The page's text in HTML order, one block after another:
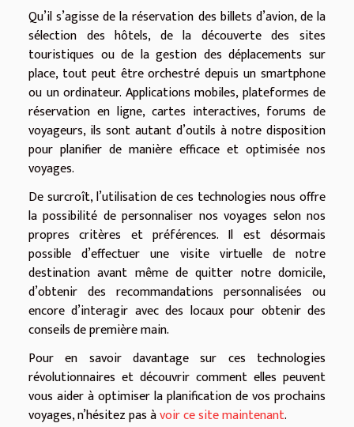
Qu’il s’agisse de la réservation des billets d’avion, de la
sélection des hôtels, de la découverte des sites
touristiques ou de la gestion des déplacements sur
place, tout peut être orchestré depuis un smartphone
ou un ordinateur. Applications mobiles, plateformes de
réservation en ligne, cartes interactives, forums de
voyageurs, ils sont autant d’outils à notre disposition
pour planifier de manière efficace et optimisée nos
voyages.
De surcroît, l’utilisation de ces technologies nous offre
la possibilité de personnaliser nos voyages selon nos
propres critères et préférences. Il est désormais
possible d’effectuer une visite virtuelle de notre
destination avant même de quitter notre domicile,
d’obtenir des recommandations personnalisées ou
encore d’interagir avec des locaux pour obtenir des
conseils de première main.
Pour en savoir davantage sur ces technologies
révolutionnaires et découvrir comment elles peuvent
vous aider à optimiser la planification de vos prochains
voyages, n’hésitez pas àvoir ce site maintenant.